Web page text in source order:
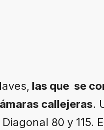
las que se
callejeras.
80 y 115.